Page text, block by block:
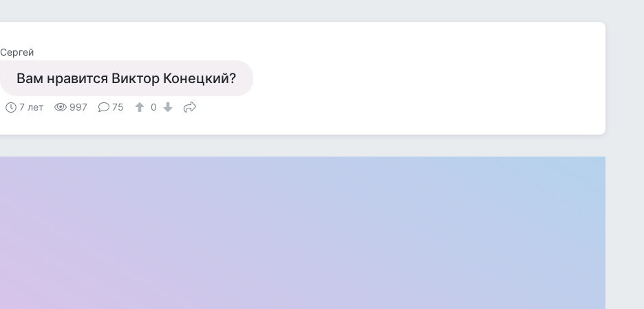
Сергей
Вам нравится Виктор Конецкий?
7 лет 997 75 0